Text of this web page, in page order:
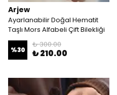
Arjew
Ayarlanabilir Doğal Hematit
Taşlı Mors Alfabeli Çift Bilekliği
%30
₺ 300.00
₺ 210.00